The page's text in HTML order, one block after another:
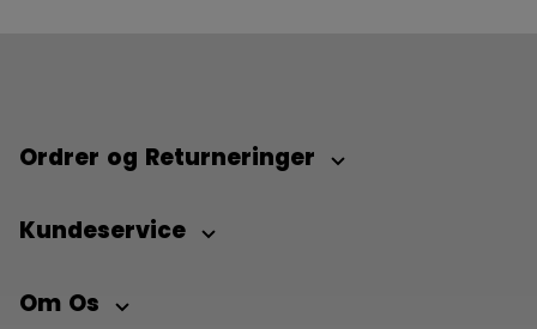
Ordrer og Returneringer
Kundeservice
Om Os